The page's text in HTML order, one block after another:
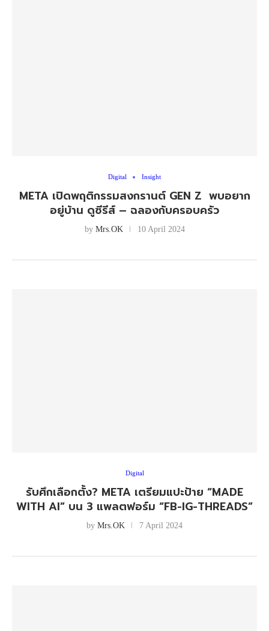
Digital Insight
META เปิดพฤติกรรมสงกรานต์ GEN Z พบอยาก
อยู่บ้าน ดูซีรีส์ – ฉลองกับครอบครัว
by Mrs.OK 10 April 2024
Digital
รับศึกเลือกตั้ง? META เตรียมแปะป้าย “MADE
WITH AI” บน 3 แพลตฟอร์ม “FB-IG-THREADS”
by Mrs.OK 7 April 2024